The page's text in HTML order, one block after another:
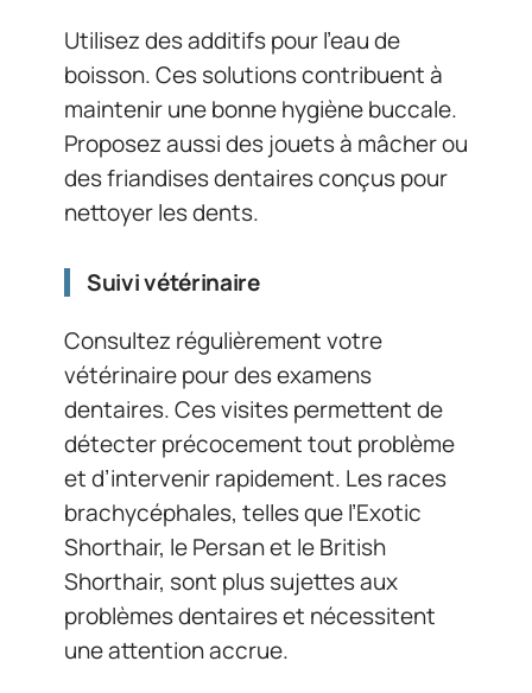
Utilisez des additifs pour l’eau de
boisson. Ces solutions contribuent à
maintenir une bonne hygiène buccale.
Proposez aussi des jouets à mâcher ou
des friandises dentaires conçus pour
nettoyer les dents.
Suivi vétérinaire
Consultez régulièrement votre
vétérinaire pour des examens
dentaires. Ces visites permettent de
détecter précocement tout problème
et d’intervenir rapidement. Les races
brachycéphales, telles que l’Exotic
Shorthair, le Persan et le British
Shorthair, sont plus sujettes aux
problèmes dentaires et nécessitent
une attention accrue.